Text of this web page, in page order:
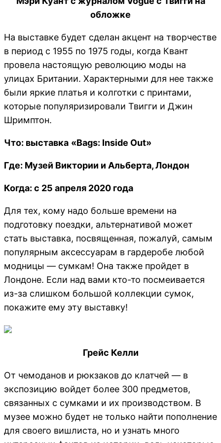
обложке
На выставке будет сделан акцент на творчестве
в период с 1955 по 1975 годы, когда Квант
провела настоящую революцию моды на
улицах Британии. Характерными для нее также
были яркие платья и колготки с принтами,
которые популяризировали Твигги и Джин
Шримптон.
Что: выставка «Bags: Inside Out»
Где: Музей Виктории и Альберта, Лондон
Когда: с 25 апреля 2020 года
Для тех, кому надо больше времени на
подготовку поездки, альтернативой может
стать выставка, посвященная, пожалуй, самым
популярным аксессуарам в гардеробе любой
модницы — сумкам! Она также пройдет в
Лондоне. Если над вами кто-то посмеивается
из-за слишком большой коллекции сумок,
покажите ему эту выставку!
Грейс Келли
От чемоданов и рюкзаков до клатчей — в
экспозицию войдет более 300 предметов,
связанных с сумками и их производством. В
музее можно будет не только найти пополнение
для своего вишлиста, но и узнать много